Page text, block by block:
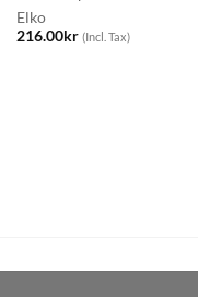
Elko
216.00kr (Incl. Tax)